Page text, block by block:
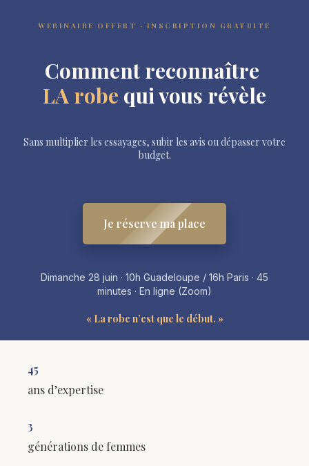
WEBINAIRE OFFERT · INSCRIPTION GRATUITE
Comment reconnaître
LA robe qui vous révèle
Sans multiplier les essayages, subir les avis ou dépasser votre
budget.
Je réserve ma place
Dimanche 28 juin · 10h Guadeloupe / 16h Paris · 45
minutes · En ligne (Zoom)
« La robe n’est que le début. »
45
ans d’expertise
3
générations de femmes